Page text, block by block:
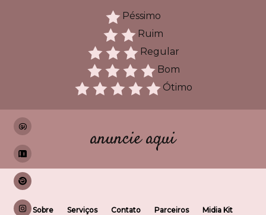
Péssimo
Ruim
Regular
Bom
Ótimo
anuncie aqui
Sobre Serviços Contato Parceiros Midia Kit